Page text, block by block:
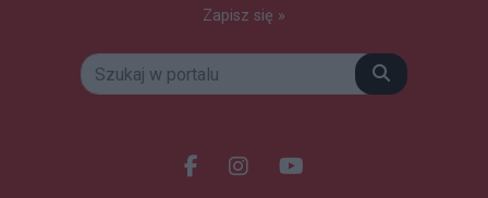
Zapisz się »
Szukaj
Facebook.com
Instagram.com
Youtube.com